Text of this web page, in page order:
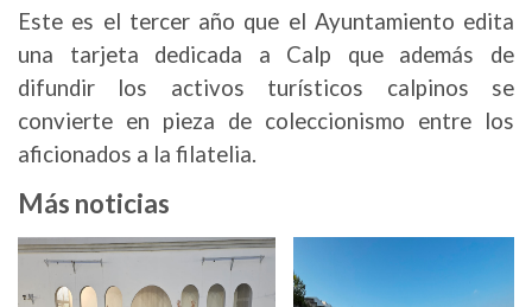
Este es el tercer año que el Ayuntamiento edita
una tarjeta dedicada a Calp que además de
difundir los activos turísticos calpinos se
convierte en pieza de coleccionismo entre los
aficionados a la filatelia.
Más noticias